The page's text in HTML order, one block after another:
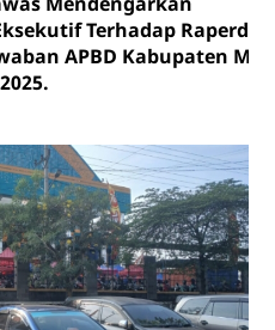
Terhadap Raperda
APBD Kabupaten